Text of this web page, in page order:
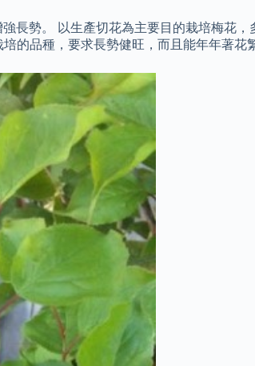
長勢。 以生產切花為主要目的栽培梅花
的品種，要求長勢健旺，而且能年年著花